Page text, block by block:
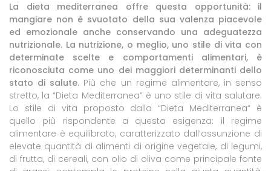
La dieta mediterranea offre questa opportunità: il
mangiare non è svuotato della sua valenza piacevole
ed emozionale anche conservando una adeguatezza
nutrizionale. La nutrizione, o meglio, uno stile di vita con
determinate scelte e comportamenti alimentari, è
riconosciuta come uno dei maggiori determinanti dello
stato di salute. Più che un regime alimentare, in senso
stretto, la “Dieta Mediterranea” è uno stile di vita salutare.
Lo stile di vita proposto dalla “Dieta Mediterranea“ è
quello più rispondente a questa esigenza: il regime
alimentare è equilibrato, caratterizzato dall’assunzione di
elevate quantità di alimenti di origine vegetale, di legumi,
di frutta, di cereali, con olio di oliva come principale fonte